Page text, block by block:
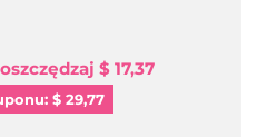
oszczędzaj $ 17,37
$ 29,77